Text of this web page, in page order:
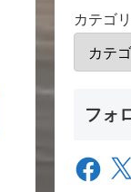
カテゴ
フォ
Facebook
X